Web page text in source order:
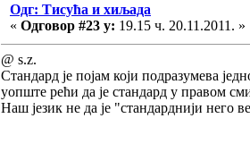
Одг: Тисућа и хиљада
« Одговор #23 у: 19.15 ч. 20.11.2011. »
@ s.z.
Стандард је појам који подразумева
уопште рећи да је стандард у правом
Наш језик не да је "стандарднији него